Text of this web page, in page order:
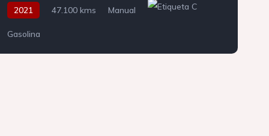
2021 47.100 kms Manual
Gasolina